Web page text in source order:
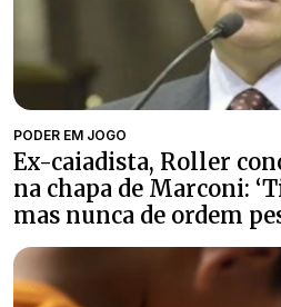
PODER EM JOGO
Ex-caiadista, Roller
na chapa de Marconi:
mas nunca de ordem